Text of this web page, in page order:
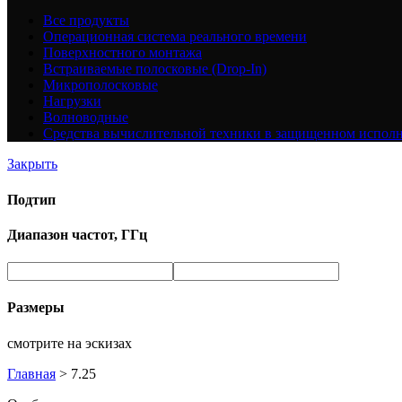
Все продукты
Операционная система реального времени
Поверхностного монтажа
Встраиваемые полосковые (Drop-In)
Микрополосковые
Нагрузки
Волноводные
Средства вычислительной техники в защищенном
Закрыть
Подтип
Диапазон частот, ГГц
Размеры
смотрите на эскизах
Главная > 7.25